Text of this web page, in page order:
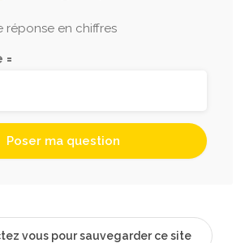
réponse en chiffres
=
vous pour sauvegarder ce site